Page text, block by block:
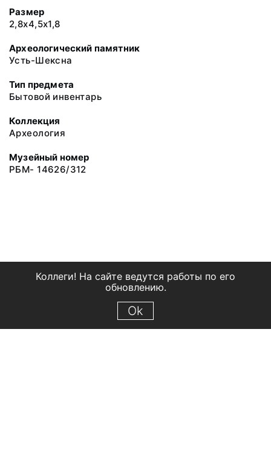
Размер
2,8х4,5х1,8
Археологический памятник
Усть-Шексна
Тип предмета
Бытовой инвентарь
Коллекция
Археология
Музейный номер
РБМ- 14626/312
Коллеги! На сайте ведутся работы по его
обновлению.
Ok